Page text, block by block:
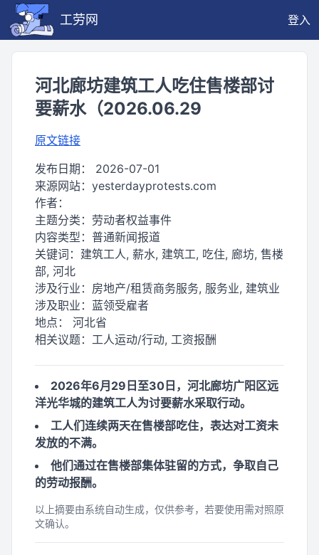
工劳网 登入
河北廊坊建筑工人吃住售楼部讨
要薪水（2026.06.29
原文链接
发布日期： 2026-07-01
来源网站： yesterdayprotests.com
作者：
主题分类： 劳动者权益事件
内容类型： 普通新闻报道
关键词： 建筑工人, 薪水, 建筑工, 吃住, 廊坊, 售楼
部, 河北
涉及行业： 房地产/租赁商务服务, 服务业, 建筑业
涉及职业： 蓝领受雇者
地点： 河北省
相关议题： 工人运动/行动, 工资报酬
2026年6月29日至30日，河北廊坊广阳区远
洋光华城的建筑工人为讨要薪水采取行动。
工人们连续两天在售楼部吃住，表达对工资未
发放的不满。
他们通过在售楼部集体驻留的方式，争取自己
的劳动报酬。
以上摘要由系统自动生成，仅供参考，若要使用需对照原
文确认。